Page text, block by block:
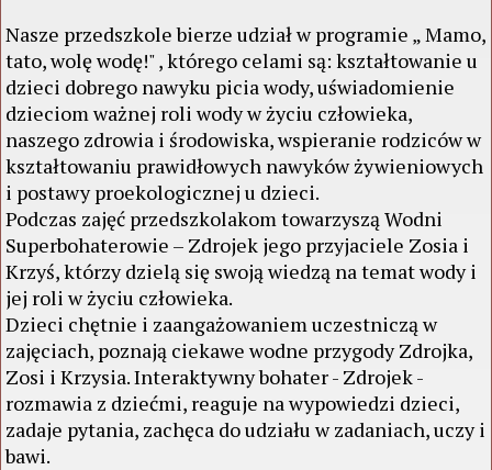
Nasze przedszkole bierze udział w programie „ Mamo,
tato, wolę wodę!" , którego celami są: kształtowanie u
dzieci dobrego nawyku picia wody, uświadomienie
dzieciom ważnej roli wody w życiu człowieka,
naszego zdrowia i środowiska, wspieranie rodziców w
kształtowaniu prawidłowych nawyków żywieniowych
i postawy proekologicznej u dzieci.
Podczas zajęć przedszkolakom towarzyszą Wodni
Superbohaterowie – Zdrojek jego przyjaciele Zosia i
Krzyś, którzy dzielą się swoją wiedzą na temat wody i
jej roli w życiu człowieka.
Dzieci chętnie i zaangażowaniem uczestniczą w
zajęciach, poznają ciekawe wodne przygody Zdrojka,
Zosi i Krzysia. Interaktywny bohater - Zdrojek -
rozmawia z dziećmi, reaguje na wypowiedzi dzieci,
zadaje pytania, zachęca do udziału w zadaniach, uczy i
bawi.